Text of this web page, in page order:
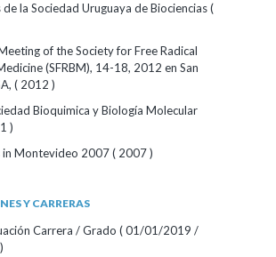
la Sociedad Uruguaya de Biociencias(
of the Society for Free Radical
(SFRBM), 14-18, 2012 en San
( 2012 )
Bioquimica y Biología Molecular
)
in Montevideo 2007( 2007 )
Y CARRERAS
Carrera / Grado ( 01/01/2019 /